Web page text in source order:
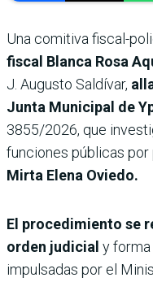
Una comitiva fiscal-
fiscal Blanca Rosa
J. Augusto Saldívar,
Junta Municipal de
3855/2026, que
funciones públicas por
Mirta Elena Oviedo.
El procedimiento se
orden judicial y
impulsadas por el